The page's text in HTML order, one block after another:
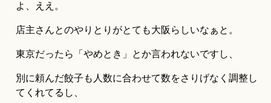
よ、ええ。
店主さんとのやりとりがとても大阪らしいなぁと。
東京だったら「やめとき」とか言われないですし、
別に頼んだ餃子も人数に合わせて数をさりげなく調整し
てくれてるし、